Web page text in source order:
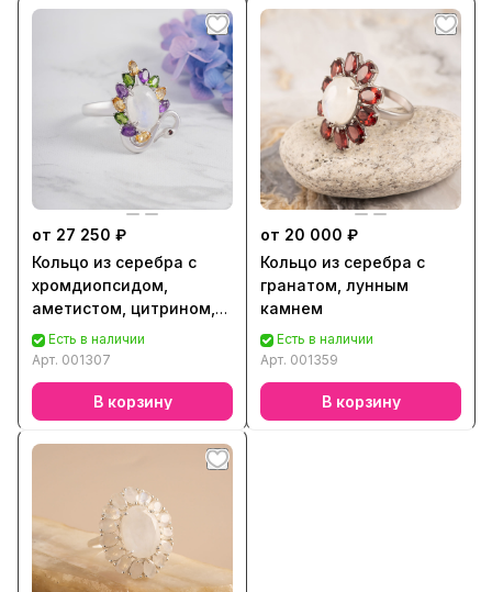
от 27 250 ₽
Кольцо из серебра с
хромдиопсидом,
аметистом, цитрином,
лунным камнем
Есть в наличии
Арт. 001307
В корзину
от 20 000 ₽
Кольцо из серебра с
гранатом, лунным
камнем
Есть в наличии
Арт. 001359
В корзину